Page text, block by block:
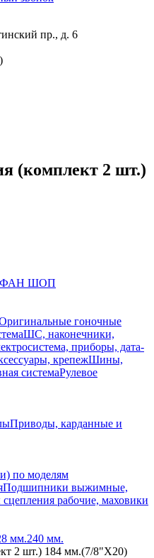
пр., д. 6
(комплект 2 шт.)
ФАН ШОП
гоночные
ШС, наконечники,
приборы, дата-
крепежШины,
системаРулевое
Приводы, карданные и
по моделям
Подшипники выжимные,
рабочие, маховики
мм.240 мм.
2 шт.) 184 мм.(7/8"X20)